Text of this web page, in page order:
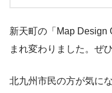
新天町の「Map Design
まれ変わりました。ぜ
北九州市民の方が気に